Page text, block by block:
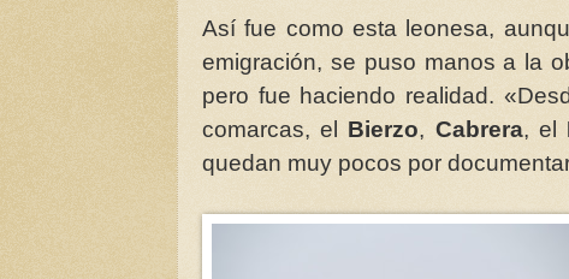
Así fue como esta leonesa,
emigración, se puso manos a la
pero fue haciendo realidad.
comarcas, el Bierzo, Cabrera, el
quedan muy pocos por